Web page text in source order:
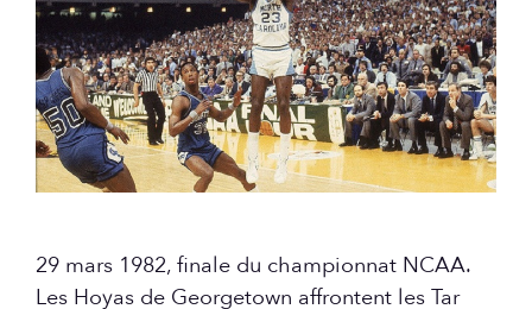
29 mars 1982, finale du championnat NCAA.
Les Hoyas de Georgetown affrontent les Tar